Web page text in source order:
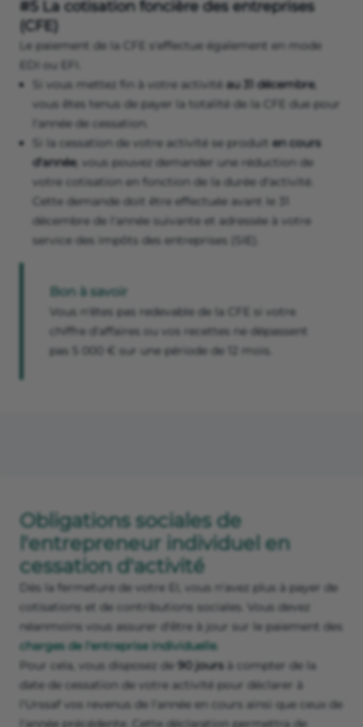
#5 La cotisation foncière des entreprises
(CFE)
Le paiement de la CFE s'effectue également en mode
EDI ou EFI.
Si vous mettez fin à votre activité au 31 décembre,
vous êtes tenus de payer la totalité de la CFE due pour
l'année de cessation.
Si la cessation de votre activité se produit en cours
d'année, vous pouvez demander une réduction de
votre cotisation en fonction de la durée d'activité.
Cette demande doit être effectuée avant le 31
décembre de l'année suivante et adressée à votre
service des impôts des entreprises (SIE).
Bon à savoir
Vous n'êtes pas redevable de la CFE si votre
chiffre d'affaires ou vos recettes ne dépassent
pas 5 000 € sur une période de 12 mois.
Obligations sociales de
l'entrepreneur individuel en
cessation d'activité
Dès la fermeture de votre EI, vous n'avez plus à payer de
cotisations et de contributions sociales. Vous devez
néanmoins vous assurer d'être à jour sur le paiement des
charges de l'entreprise individuelle.
Pour cela, vous disposez de 90 jours à compter de la
date de cessation de votre activité pour déclarer à
l'Urssaf vos revenus de l'année en cours ainsi que ceux de
l'année précédente. Cette déclaration permettra de